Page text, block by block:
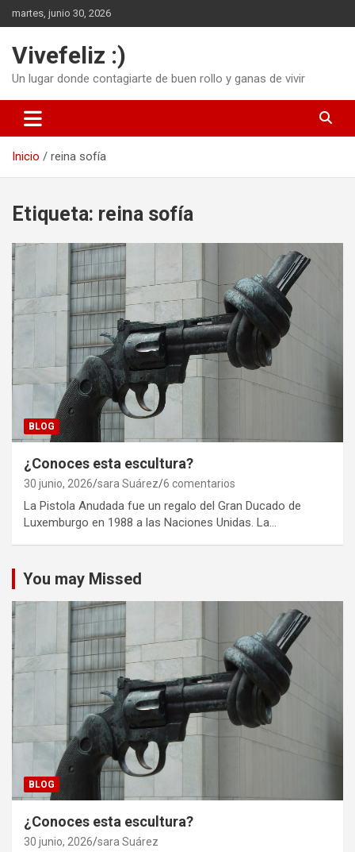
al
martes, junio 30, 2026
Vivefeliz :)
Un lugar donde contagiarte de buen rollo y ganas de vivir
Inicio reina sofía
Etiqueta: reina sofía
BLOG
¿Conoces esta escultura?
30 junio, 2026 sara Suárez 6 comentarios
La Pistola Anudada fue un regalo del Gran Ducado de
Luxemburgo en 1988 a las Naciones Unidas. La…
You may Missed
BLOG
¿Conoces esta escultura?
30 junio, 2026 sara Suárez